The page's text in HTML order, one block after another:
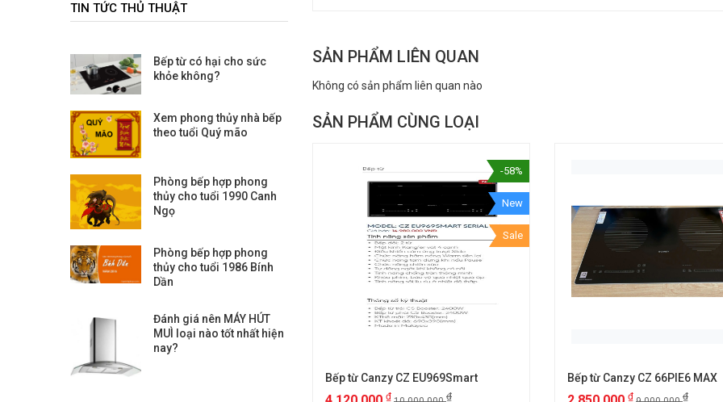
SẢN PHẨM LIÊN QUAN
Không có sản phẩm liên quan nào
SẢN PHẨM CÙNG LOẠI
-58%
New
Sale
Bếp từ Canzy CZ EU969Smart
₫ ₫
Bếp từ Canzy CZ 66PIE6 MAX
₫ ₫
TIN TỨC THỦ THUẬT
Bếp từ có hại cho sức
khỏe không?
Xem phong thủy nhà bếp
theo tuổi Quý mão
Phòng bếp hợp phong
thủy cho tuổi 1990 Canh
Ngọ
Phòng bếp hợp phong
thủy cho tuổi 1986 Bính
Dần
Đánh giá nên MÁY HÚT
MUÌ loại nào tốt nhất hiện
nay?